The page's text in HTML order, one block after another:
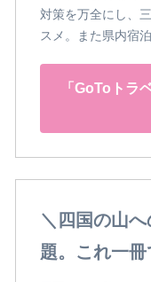
対策を万全にし、
スメ。また県内宿
「GoToトラ
＼四国の山
題。これ一